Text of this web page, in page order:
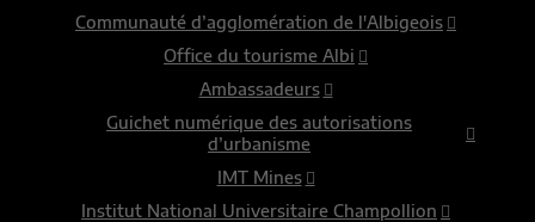
Communauté d’agglomération de l'Albigeois
Office du tourisme Albi
Ambassadeurs
Guichet numérique des autorisations
d’urbanisme
IMT Mines
Institut National Universitaire Champollion